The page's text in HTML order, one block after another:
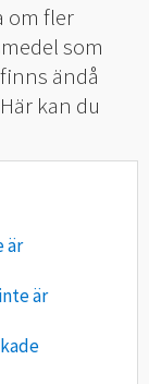
om fler
som
ändå
kan du
är
är